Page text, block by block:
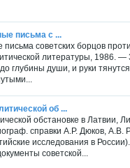
письма с ...
советских борцов
литературы, 1986. —
глубины души, и руки
об ...
обстановке в Латвии,
справки А.Р. Дюков, А.В.
исследования в России).
советской...